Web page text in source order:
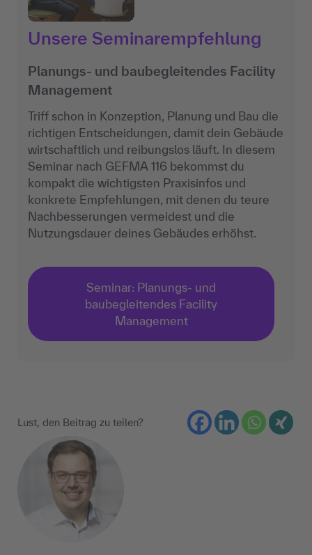
Unsere Seminarempfehlung
Planungs- und baubegleitendes Facility
Management
Triff schon in Konzeption, Planung und Bau die
richtigen Entscheidungen, damit dein Gebäude
wirtschaftlich und reibungslos läuft. In diesem
Seminar nach GEFMA 116 bekommst du
kompakt die wichtigsten Praxisinfos und
konkrete Empfehlungen, mit denen du teure
Nachbesserungen vermeidest und die
Nutzungsdauer deines Gebäudes erhöhst.
Seminar: Planungs- und
baubegleitendes Facility
Management
Lust, den Beitrag zu teilen?